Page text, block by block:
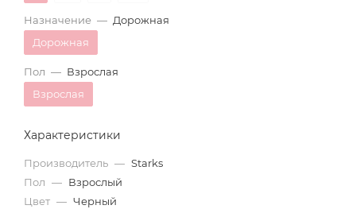
Назначение — Дорожная
Дорожная
Пол — Взрослая
Взрослая
Характеристики
Производитель — Starks
Пол — Взрослый
Цвет — Черный